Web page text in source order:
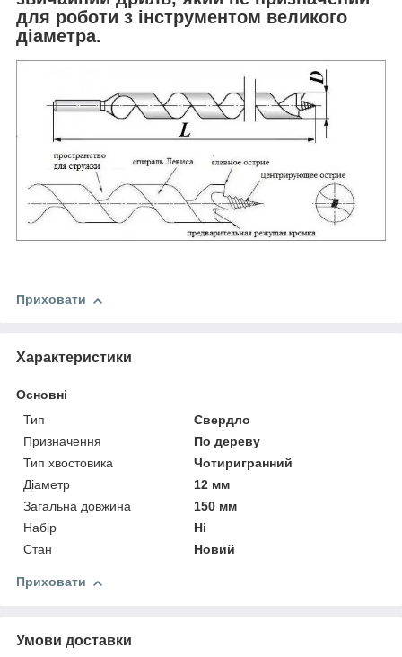
для роботи з інструментом великого
діаметра.
Приховати
Характеристики
Основні
Тип
Свердло
Призначення
По дереву
Тип хвостовика
Чотиригранний
Діаметр
12 мм
Загальна довжина
150 мм
Набір
Ні
Стан
Новий
Приховати
Умови доставки